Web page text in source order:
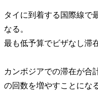
タイに到着する国際線で
なる。
最も低予算でビザなし滞
カンボジアでの滞在が合
の回数を増やすことになる